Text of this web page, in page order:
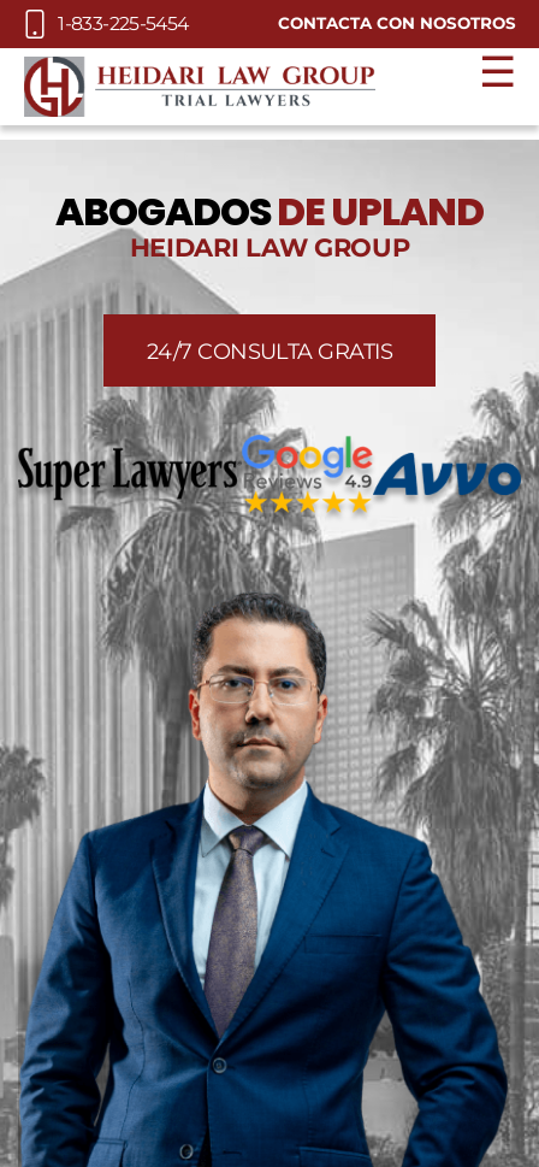
Skip to Main Content
1-833-225-5454 CONTACTA CON NOSOTROS
☰
ABOGADOSDE UPLAND
HEIDARI LAW GROUP
24/7 CONSULTA GRATIS